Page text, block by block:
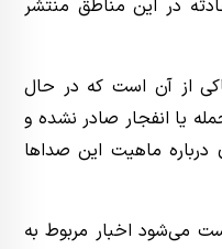
در این مناطق منتشر
از آن است که در حال
یا انفجار صادر نشده و
ماهیت این صداها
می‌شود اخبار مربوط به